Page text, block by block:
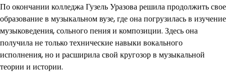
По окончании колледжа Гузель Уразова решила продолжить свое
образование в музыкальном вузе, где она погрузилась в изучение
музыковедения, сольного пения и композиции. Здесь она
получила не только технические навыки вокального
исполнения, но и расширила свой кругозор в музыкальной
теории и истории.